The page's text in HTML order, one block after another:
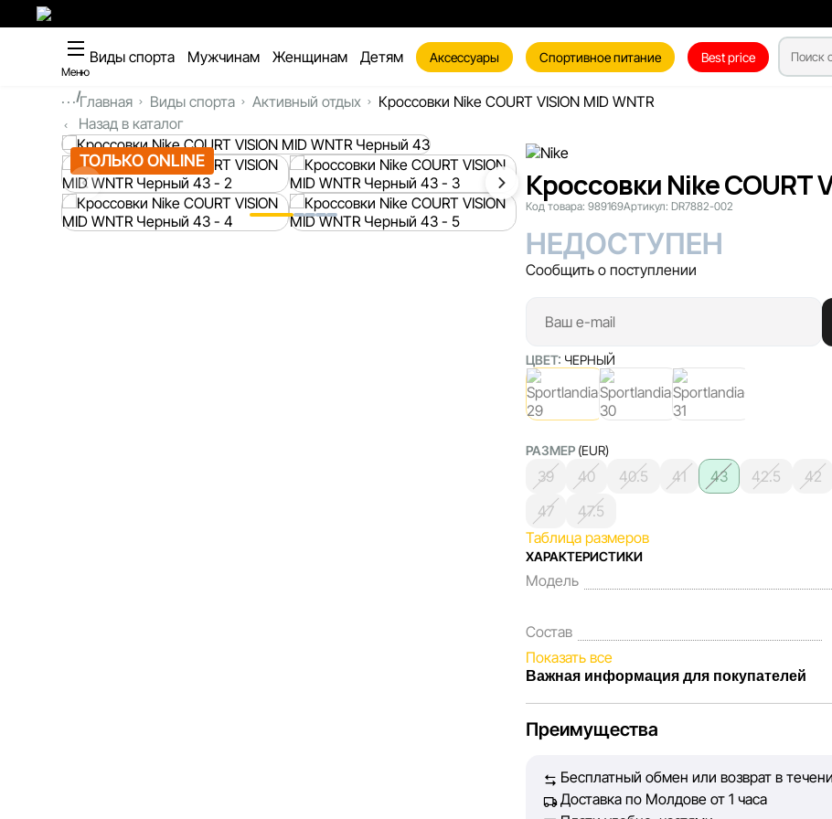
Меню
Виды спорта Мужчинам Женщинам Детям Аксессуары Спортивное питание Best price
...Главная Виды спорта Активный отдых
Кроссовки Nike COURT VISION MID WNTR
Назад в каталог
ТОЛЬКО ONLINE
Кроссовки Nike COURT
Код товара: 989169Артикул: DR7882-002
НЕДОСТУПЕН
Сообщить о поступлении
ЦВЕТ: ЧЕРНЫЙ
РАЗМЕР (EUR)
39 40 40.5 41 43 42.5 42
47
47.5
Таблица размеров
ХАРАКТЕРИСТИКИ
Модель
Состав
Показать все
Важная информация для покупателей
Каждый день мы работаем над тем, чтобы
Наша цель — обеспечить вас достоверной
принять лучшее решение о покупке.
Преимущества
Бесплатный обмен или возврат в
Доставка по Молдове от 1 часа